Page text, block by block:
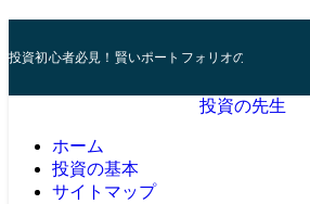
投資初心者必見！賢いポートフォリオの組み方と
投資の先生
ホーム
投資の基本
サイトマップ